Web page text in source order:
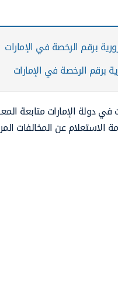
برقم الرخصة في الإمارات
برقم الرخصة في الإمارات
دولة الإمارات متابعة
الاستعلام عن المخالفات